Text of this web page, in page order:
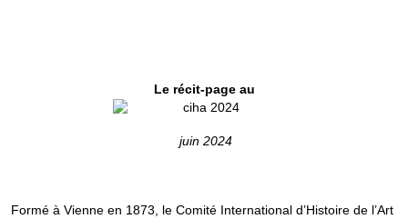
Le récit-page au
juin 2024
Formé à Vienne en 1873, le Comité International d’Histoire de l’Art